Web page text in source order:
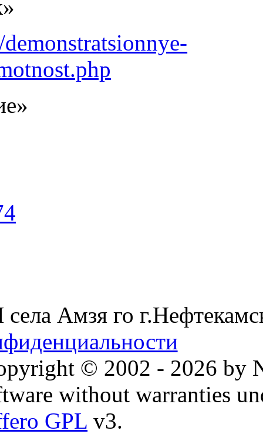
Амзя го
© 2002 - 2026 by
without warranties
GPL v3.